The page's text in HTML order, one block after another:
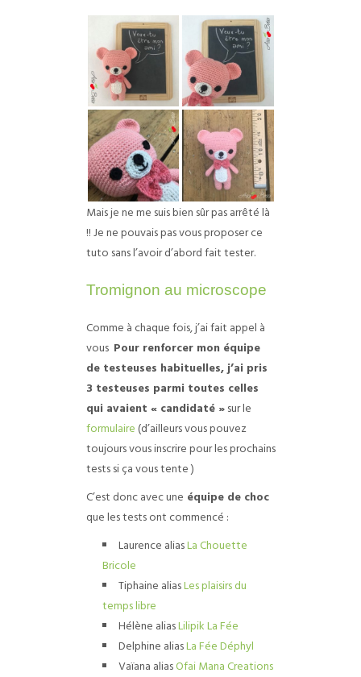
Mais je ne me suis bien sûr pas arrêté là
!! Je ne pouvais pas vous proposer ce
tuto sans l’avoir d’abord fait tester.
Tromignon au microscope
Comme à chaque fois, j’ai fait appel à
vous Pour renforcer mon équipe
de testeuses habituelles, j’ai pris
3 testeuses parmi toutes celles
qui avaient « candidaté »sur le
formulaire (d’ailleurs vous pouvez
toujours vous inscrire pour les prochains
tests si ça vous tente)
C’est donc avec une équipe de choc
que les tests ont commencé :
Laurence aliasLa Chouette
Bricole
Tiphaine aliasLes plaisirs du
temps libre
Hélène aliasLilipik La Fée
Delphine aliasLa Fée Déphyl
Vaïana aliasOfai Mana Creations